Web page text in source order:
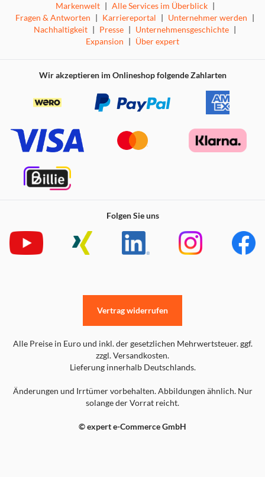
Markenwelt | Alle Services im Überblick |
Fragen & Antworten | Karriereportal | Unternehmer werden |
Nachhaltigkeit | Presse | Unternehmensgeschichte |
Expansion | Über expert
Wir akzeptieren im Onlineshop folgende Zahlarten
Folgen Sie uns
Alle Preise in Euro und inkl. der gesetzlichen Mehrwertsteuer. ggf.
zzgl. Versandkosten.
Lieferung innerhalb Deutschlands.
Änderungen und Irrtümer vorbehalten. Abbildungen ähnlich. Nur
solange der Vorrat reicht.
© expert e-Commerce GmbH
Vertrag widerrufen